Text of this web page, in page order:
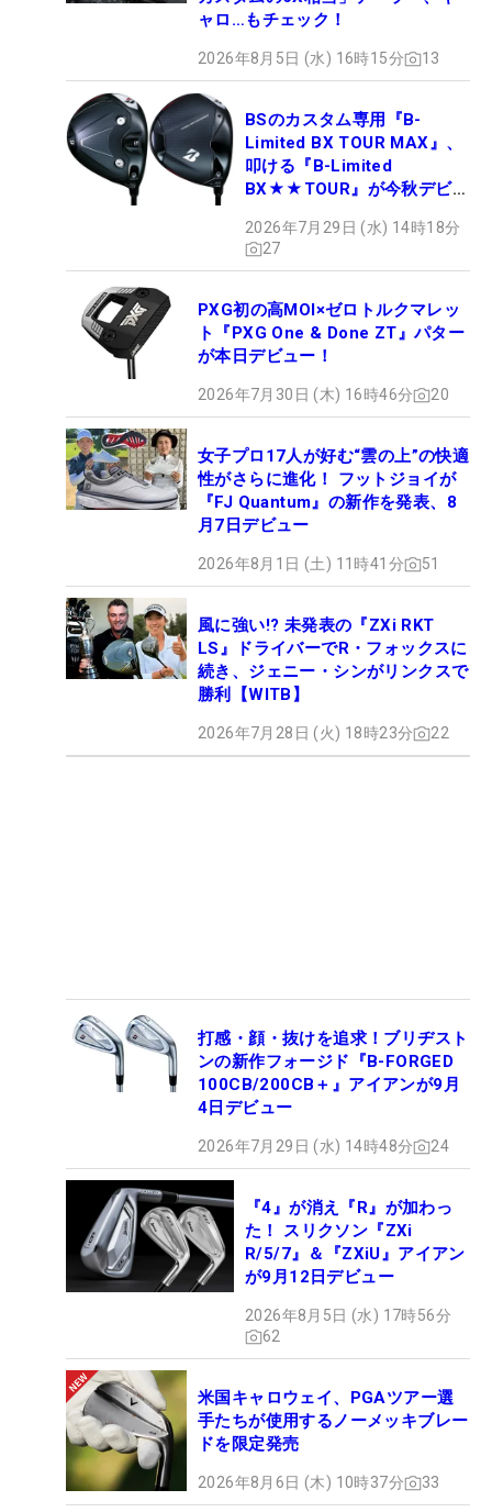
ャロ…もチェック！
2026年8月5日 (水) 16時15分 13
BSのカスタム専用『B-
Limited BX TOUR MAX』、
叩ける『B-Limited
BX★★TOUR』が今秋デビュ
2026年7月29日 (水) 14時18分
27
PXG初の高MOI×ゼロトルクマレッ
ト『PXG One & Done ZT』パター
が本日デビュー！
2026年7月30日 (木) 16時46分 20
女子プロ17人が好む“雲の上”の快適
性がさらに進化！ フットジョイが
『FJ Quantum』の新作を発表、8
月7日デビュー
2026年8月1日 (土) 11時41分 51
風に強い!? 未発表の『ZXi RKT
LS』ドライバーでR・フォックスに
続き、ジェニー・シンがリンクスで
勝利【WITB】
2026年7月28日 (火) 18時23分 22
打感・顔・抜けを追求！ブリヂスト
ンの新作フォージド『B-FORGED
100CB/200CB＋』アイアンが9月
4日デビュー
2026年7月29日 (水) 14時48分 24
『4』が消え『R』が加わっ
た！ スリクソン『ZXi
R/5/7』＆『ZXiU』アイアン
が9月12日デビュー
2026年8月5日 (水) 17時56分
62
米国キャロウェイ、PGAツアー選
手たちが使用するノーメッキブレー
ドを限定発売
2026年8月6日 (木) 10時37分 33